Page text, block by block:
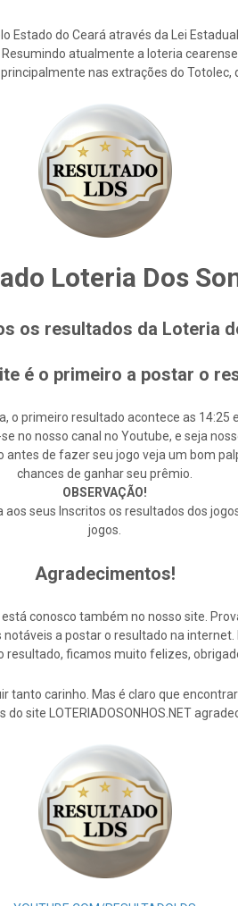
do Ceará através da Lei
atualmente a loteria
nas extrações do
Loteria Dos
os resultados da Loteria
é o primeiro a postar o
o primeiro resultado acontece as 14:25
no nosso canal no Youtube, e seja
de fazer seu jogo veja um bom
chances de ganhar seu prêmio.
OBSERVAÇÃO!
seus Inscritos os resultados dos
jogos.
Agradecimentos!
conosco também no nosso site.
a postar o resultado na
resultado, ficamos muito felizes,
carinho. Mas é claro que
site LOTERIADOSONHOS.NET